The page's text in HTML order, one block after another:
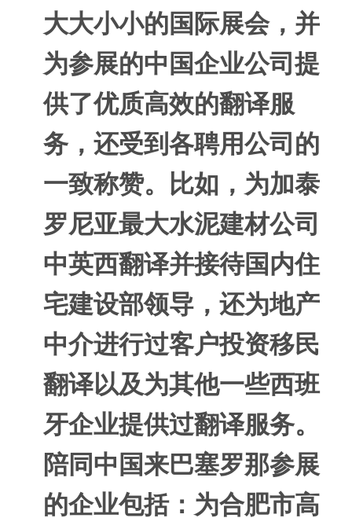
大大小小的国际展会，并
为参展的中国企业公司提
供了优质高效的翻译服
务，还受到各聘用公司的
一致称赞。比如，为加泰
罗尼亚最大水泥建材公司
中英西翻译并接待国内住
宅建设部领导，还为地产
中介进行过客户投资移民
翻译以及为其他一些西班
牙企业提供过翻译服务。
陪同中国来巴塞罗那参展
的企业包括：为合肥市高